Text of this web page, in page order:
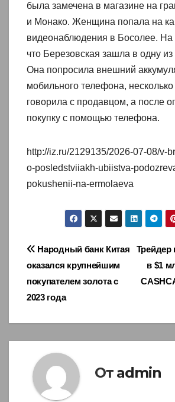
была замечена в магазине на
и Монако. Женщина попала на
видеонаблюдения в Босолее. На
что Березовская зашла в одну из
Она попросила внешний
мобильного телефона,
говорила с продавцом, а после
покупку с помощью телефона.
http://iz.ru/2129135/2026-07-08/v-
o-posledstviiakh-ubiistva-
pokushenii-na-ermolaeva
Навигация
по
записям
Трейдер
в $1
Народный банк Китая
оказался крупнейшим
покупателем золота с
2023 года
От admin